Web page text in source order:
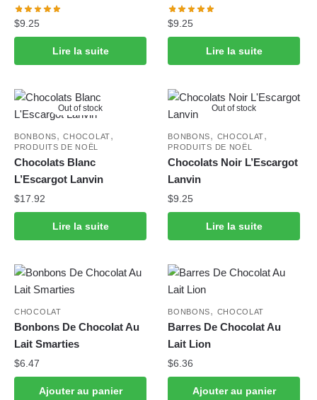
$9.25
Lire la suite
$9.25
Lire la suite
Out of stock
BONBONS,CHOCOLAT,
PRODUITS DE NOËL
Chocolats Blanc
L’Escargot Lanvin
$17.92
Lire la suite
Out of stock
BONBONS, CHOCOLAT,
PRODUITS DE NOËL
Chocolats Noir L’Escargot
Lanvin
$9.25
Lire la suite
CHOCOLAT
Bonbons De Chocolat Au
Lait Smarties
$6.47
Ajouter au panier
BONBONS, CHOCOLAT
Barres De Chocolat Au
Lait Lion
$6.36
Ajouter au panier